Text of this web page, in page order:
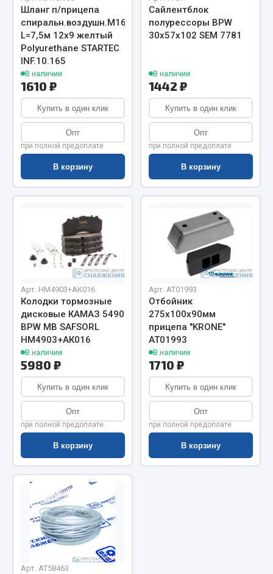
Весь раздел
Цепи подъёмные
Весь раздел
РТИ
Кольца уплотнительные
Лента конвейерная
Манжеты
Прокладки
Рукава высокого давления
Показать ещё
Весь раздел
Автомобильная электрика
Автолампы
Блоки реле и предохранителей
Вилки нагрузочные
Выключатели и переключатели клавишные
Выключатели кнопочные
Выключатель массы
Изолента
Показать ещё
Весь раздел
Запчасти на полуприцепы
Шланг п/прицепа
спиральн.воздушн.М16
L=7,5м 12х9 желтый
Polyurethane STARTEC
INF.10.165
В наличии
1610 ₽
Купить в один клик
Опт
при полной предоплате
В корзину
Сайлентблок
полурессоры BPW
30х57х102 SEM 7781
В наличии
1442 ₽
Купить в один клик
Опт
при полной предоплате
В корзину
Арт. НМ4903+АК016
Колодки тормозные
дисковые КАМАЗ 5490
BPW MB SAFSORL
НМ4903+АК016
В наличии
5980 ₽
Купить в один клик
Опт
при полной предоплате
В корзину
Арт. AT01993
Отбойник
275х100х90мм
прицепа "KRONE"
АТ01993
В наличии
1710 ₽
Купить в один клик
Опт
при полной предоплате
В корзину
Арт. AT58463